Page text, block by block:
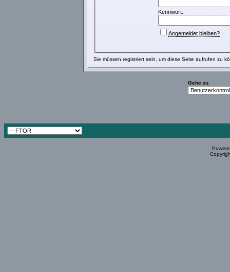
Kennwort:
Angemeldet bleiben?
Sie müssen registriert sein, um diese Seite aufrufen zu
Gehe zu